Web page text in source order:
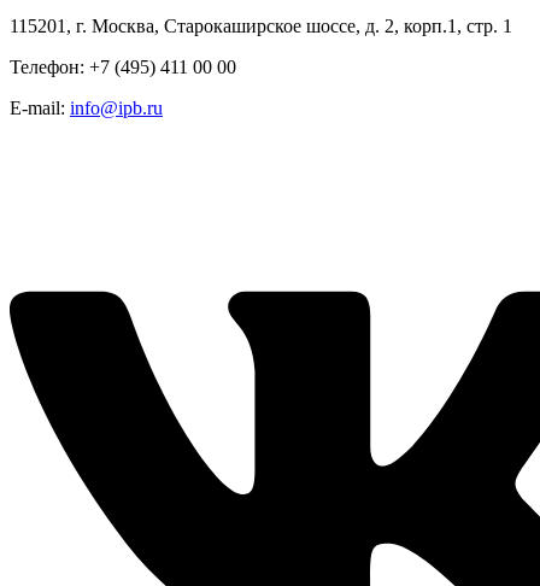
115201, г. Москва, Старокаширское шоссе, д. 2, корп.1, стр. 1
Телефон: +7 (495) 411 00 00
E-mail: info@ipb.ru